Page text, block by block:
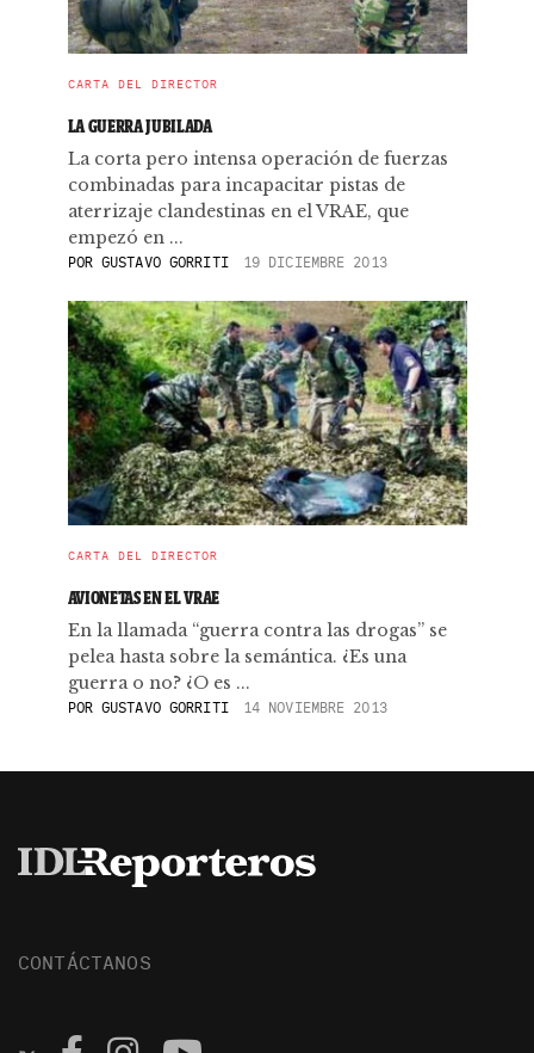
CARTA DEL DIRECTOR
LA GUERRA JUBILADA
La corta pero intensa operación de fuerzas
combinadas para incapacitar pistas de
aterrizaje clandestinas en el VRAE, que
empezó en ...
POR GUSTAVO GORRITI 19 DICIEMBRE 2013
CARTA DEL DIRECTOR
AVIONETAS EN EL VRAE
En la llamada “guerra contra las drogas” se
pelea hasta sobre la semántica. ¿Es una
guerra o no? ¿O es ...
POR GUSTAVO GORRITI 14 NOVIEMBRE 2013
CONTÁCTANOS